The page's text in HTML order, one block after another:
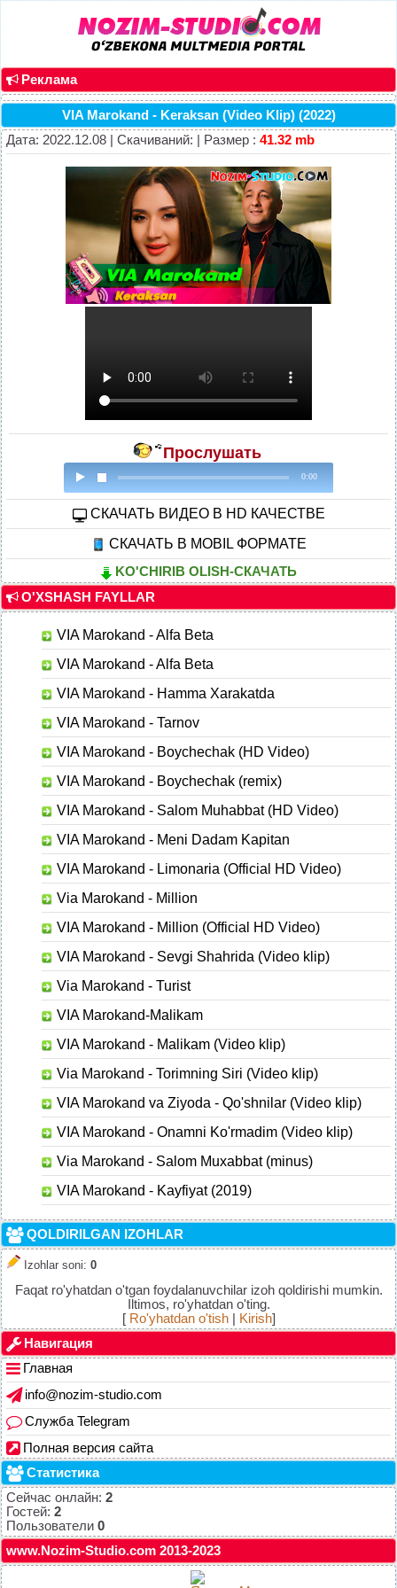
Реклама
VIA Marokand - Keraksan (Video Klip) (2022)
Дата: 2022.12.08 | Скачиваний: | Размер : 41.32 mb
Прослушать
0:00
CКАЧАТЬ ВИДЕО В HD КАЧЕСТВЕ
СКАЧАТЬ В MOBIL ФОРМАТЕ
KO'CHIRIB OLISH-СКАЧАТЬ
O'XSHASH FAYLLAR
VIA Marokand - Alfa Beta
VIA Marokand - Alfa Beta
VIA Marokand - Hamma Xarakatda
VIA Marokand - Tarnov
VIA Marokand - Boychechak (HD Video)
VIA Marokand - Boychechak (remix)
VIA Marokand - Salom Muhabbat (HD Video)
VIA Marokand - Meni Dadam Kapitan
VIA Marokand - Limonaria (Official HD Video)
Via Marokand - Million
VIA Marokand - Million (Official HD Video)
VIA Marokand - Sevgi Shahrida (Video klip)
Via Marokand - Turist
VIA Marokand-Malikam
VIA Marokand - Malikam (Video klip)
Via Marokand - Torimning Siri (Video klip)
VIA Marokand va Ziyoda - Qo'shnilar (Video klip)
VIA Marokand - Onamni Ko'rmadim (Video klip)
Via Marokand - Salom Muxabbat (minus)
VIA Marokand - Kayfiyat (2019)
QOLDIRILGAN IZOHLAR
Izohlar soni: 0
Faqat ro'yhatdan o'tgan foydalanuvchilar izoh qoldirishi mumkin.
Iltimos, ro'yhatdan o'ting.
[ Ro'yhatdan o'tish| Kirish]
Навигация
Главная
info@nozim-studio.com
Служба Telegram
Полная версия сайта
Статистика
Сейчас онлайн: 2
Гостей: 2
Пользователи 0
www.Nozim-Studio.com 2013-2023